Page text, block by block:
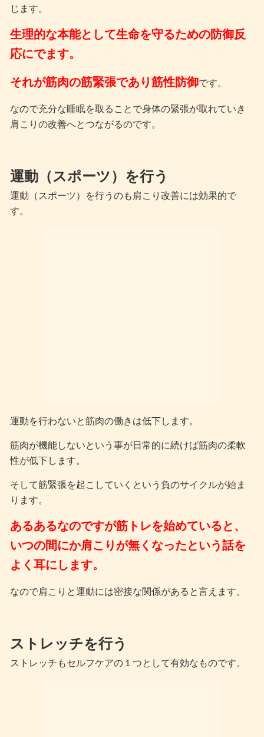
じます。
生理的な本能として生命を守るための防御反
応にでます。
それが筋肉の筋緊張であり筋性防御です。
なので充分な睡眠を取ることで身体の緊張が取れていき
肩こりの改善へとつながるのです。
運動（スポーツ）を行う
運動（スポーツ）を行うのも肩こり改善には効果的で
す。
運動を行わないと筋肉の働きは低下します。
筋肉が機能しないという事が日常的に続けば筋肉の柔軟
性が低下します。
そして筋緊張を起こしていくという負のサイクルが始ま
ります。
あるあるなのですが筋トレを始めていると、
いつの間にか肩こりが無くなったという話を
よく耳にします。
なので肩こりと運動には密接な関係があると言えます。
ストレッチを行う
ストレッチもセルフケアの１つとして有効なものです。